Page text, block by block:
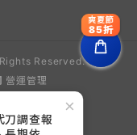
×
刀調查報
Reserved.
營運管理
爽夏節
85折